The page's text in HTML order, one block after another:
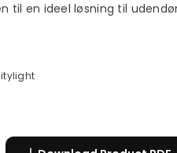
til en ideel løsning til